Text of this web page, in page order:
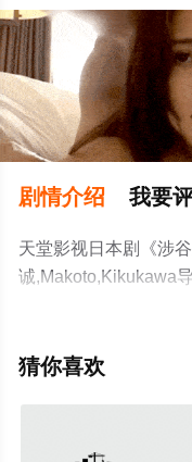
剧情介绍 我要
天堂影视日本剧《涉
诚,Makoto,Kikukawa
一郎,中川翼,ゆいちゃ
剧情已揭晓（全12集
猜你喜欢